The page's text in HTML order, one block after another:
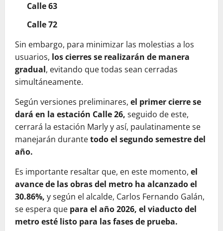
Calle 63
Calle 72
Sin embargo, para minimizar las molestias a los
usuarios, los cierres se realizarán de manera
gradual, evitando que todas sean cerradas
simultáneamente.
Según versiones preliminares, el primer cierre se
dará en la estación Calle 26, seguido de este,
cerrará la estación Marly y así, paulatinamente se
manejarán durantetodo el segundo semestre del
año.
Es importante resaltar que, en este momento, el
avance de las obras del metro ha alcanzado el
30.86%, y según el alcalde, Carlos Fernando Galán,
se espera que para el año 2026, el viaducto del
metro esté listo para las fases de prueba.